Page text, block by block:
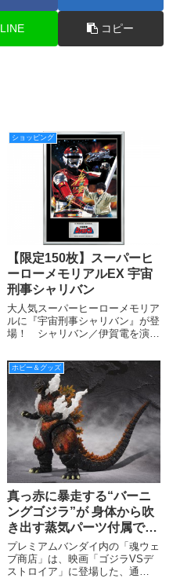
LINE コピー
ショッピング
【限定150枚】スーパーヒ
ーローメモリアルEX 宇宙
刑事シャリバン
大人気スーパーヒーローメモリア
ルに『宇宙刑事シャリバン』が登
場！ シャリバン／伊賀電を演じ
り。 限定150枚なのでお買い逃
がしのないように！
ホビー＆グッズ
真っ赤に暴走する“バーニ
ングゴジラ”が 身体から吹
き出す蒸気パーツ付属で商
品化 ～『シン・ゴジラ』
公開に向けて『ゴジラ死す
版』(VS デストロイア)が
プレミアムバンダイ内の「魂ウェ
ブ商店」は、映画「ゴジラVSデ
ストロイア」に登場した、通